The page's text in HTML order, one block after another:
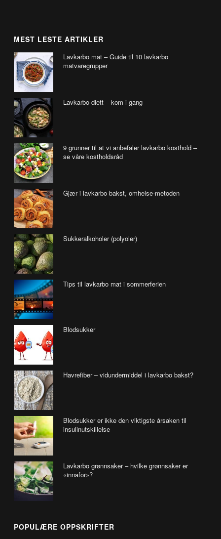
MEST LESTE ARTIKLER
Lavkarbo mat – Guide til 10 lavkarbo
matvaregrupper
Lavkarbo diett – kom i gang
9 grunner til at vi anbefaler lavkarbo kosthold –
se våre kostholdsråd
Gjær i lavkarbo bakst, omhelse-metoden
Sukkeralkoholer (polyoler)
Tips til lavkarbo mat i sommerferien
Blodsukker
Havrefiber – vidundermiddel i lavkarbo bakst?
Blodsukker er ikke den viktigste årsaken til
insulinutskillelse
Lavkarbo grønnsaker – hvilke grønnsaker er
«innafor»?
POPULÆRE OPPSKRIFTER